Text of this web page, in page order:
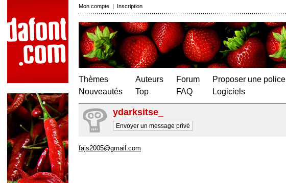
Mon compte | Inscription
Thèmes
Nouveautés
Auteurs
Top
Forum
FAQ
Proposer une police
Logiciels
ydarksitse_
Envoyer un message privé
fajs2005@gmail.com